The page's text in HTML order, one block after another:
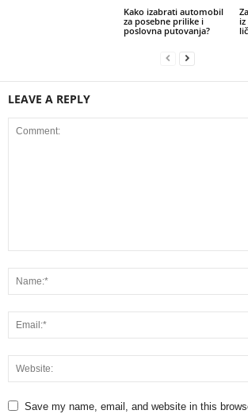
Kako izabrati automobil
za posebne prilike i
poslovna putovanja?
LEAVE A REPLY
Save my name, email, and website in this